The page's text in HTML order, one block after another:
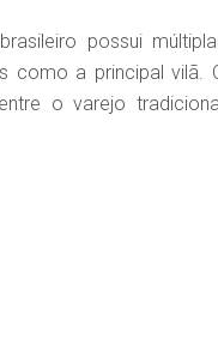
possui
a principal vilã.
o varejo